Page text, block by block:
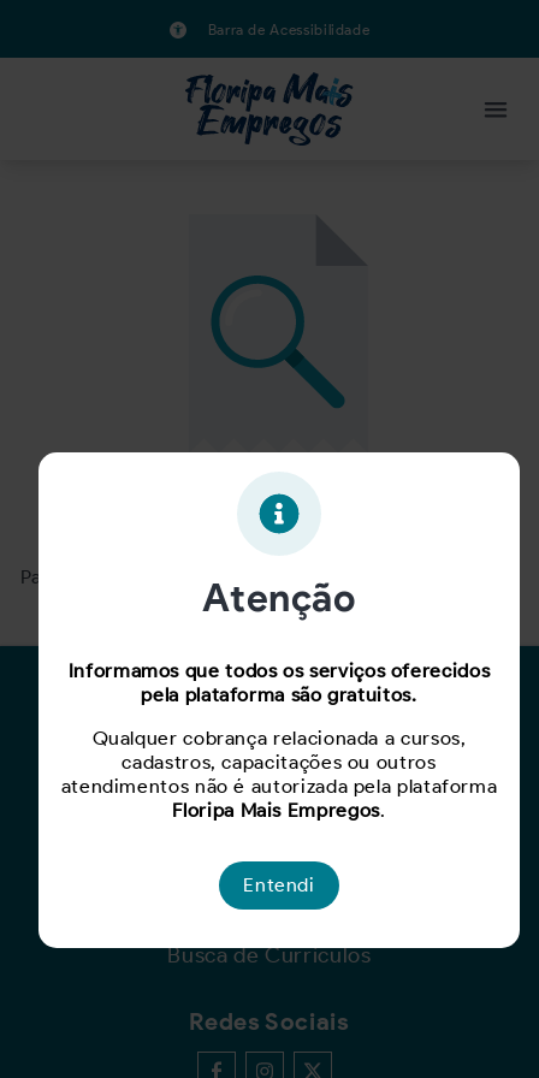
Barra de Acessibilidade
Oportunidade expirada!
Para ver mais, acesse a página
Para Candidatos
Busca de Oportunidades
Cadastro de Currículo
Capacite-se
Para Empresas
Busca de Currículos
Redes Sociais
Atenção
Informamos que todos os serviços oferecidos
pela plataforma são gratuitos.
Qualquer cobrança relacionada a cursos,
cadastros, capacitações ou outros
atendimentos não é autorizada pela plataforma
Floripa Mais Empregos.
Entendi